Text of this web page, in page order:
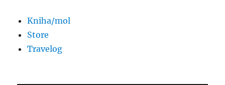
Kniha/mol
Store
Travelog